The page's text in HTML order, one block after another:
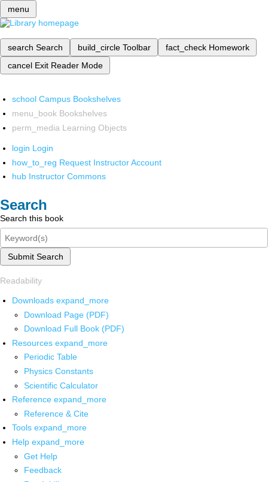
menu
search Search build_circle Toolbar fact_check Homework
cancel Exit Reader Mode
school Campus Bookshelves
menu_book Bookshelves
perm_media Learning Objects
login Login
how_to_reg Request Instructor Account
hub Instructor Commons
Search
Search this book
Submit Search
Readability
Downloads expand_more
Download Page (PDF)
Download Full Book (PDF)
Resources expand_more
Periodic Table
Physics Constants
Scientific Calculator
Reference expand_more
Reference & Cite
Tools expand_more
Help expand_more
Get Help
Feedback